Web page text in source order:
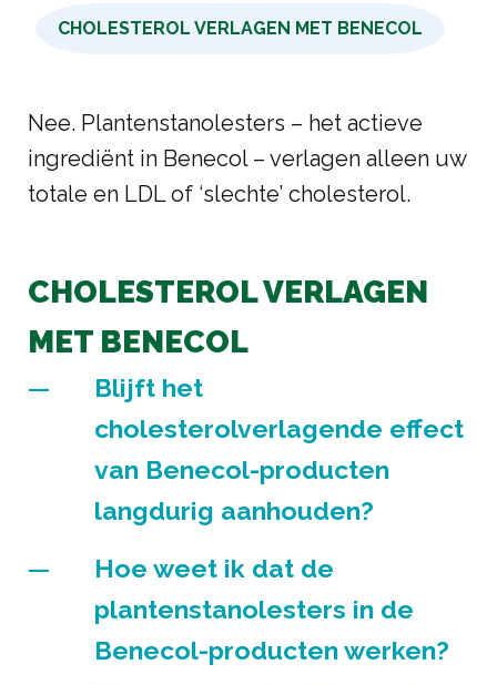
CHOLESTEROL VERLAGEN MET BENECOL
Nee. Plantenstanolesters – het actieve
ingrediënt in Benecol – verlagen alleen uw
totale en LDL of ‘slechte’ cholesterol.
CHOLESTEROL VERLAGEN
MET BENECOL
Blijft het
cholesterolverlagende effect
van Benecol-producten
langdurig aanhouden?
Hoe weet ik dat de
plantenstanolesters in de
Benecol-producten werken?